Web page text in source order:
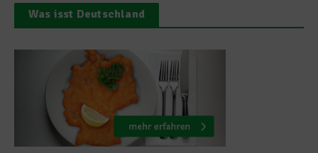
Was isst Deutschland